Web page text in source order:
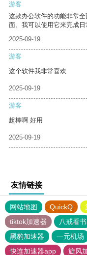
游客
这款办公软件的功能非常
面。我可以使用它来完成日
2025-09-19
游客
这个软件我非常喜欢
2025-09-19
游客
超棒啊 好用
2025-09-19
友情链接
网站地图 QuickQ
tiktok加速器
八戒看书
黑豹加速器
一元机场
快连加速器app
旋风